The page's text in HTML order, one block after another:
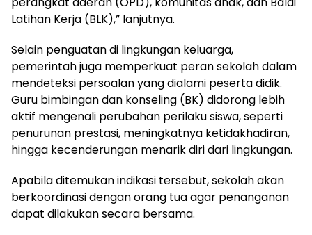
Latihan Kerja (BLK),” lanjutnya.
Selain penguatan di lingkungan keluarga,
pemerintah juga memperkuat peran sekolah dalam
mendeteksi persoalan yang dialami peserta didik.
Guru bimbingan dan konseling (BK) didorong lebih
aktif mengenali perubahan perilaku siswa, seperti
penurunan prestasi, meningkatnya ketidakhadiran,
hingga kecenderungan menarik diri dari lingkungan.
Apabila ditemukan indikasi tersebut, sekolah akan
berkoordinasi dengan orang tua agar penanganan
dapat dilakukan secara bersama.